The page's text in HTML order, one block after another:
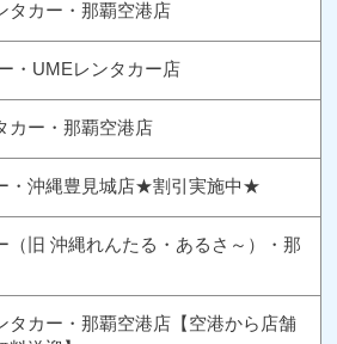
タカー・那覇空港店
・UMEレンタカー店
カー・那覇空港店
・沖縄豊見城店★割引実施中★
（旧 沖縄れんたる・あるさ～）・那
タカー・那覇空港店【空港から店舗